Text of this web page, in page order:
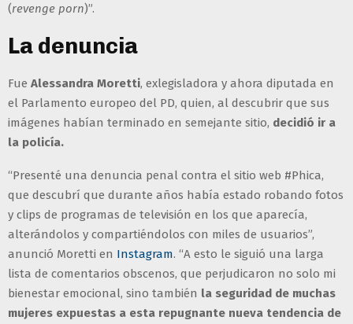
(revenge porn)”.
La denuncia
Fue Alessandra Moretti, exlegisladora y ahora diputada en
el Parlamento europeo del PD, quien, al descubrir que sus
imágenes habían terminado en semejante sitio, decidió ir a
la policía.
“Presenté una denuncia penal contra el sitio web #Phica,
que descubrí que durante años había estado robando fotos
y clips de programas de televisión en los que aparecía,
alterándolos y compartiéndolos con miles de usuarios”,
anunció Moretti en Instagram. “A esto le siguió una larga
lista de comentarios obscenos, que perjudicaron no solo mi
bienestar emocional, sino también la seguridad de muchas
mujeres expuestas a esta repugnante nueva tendencia de